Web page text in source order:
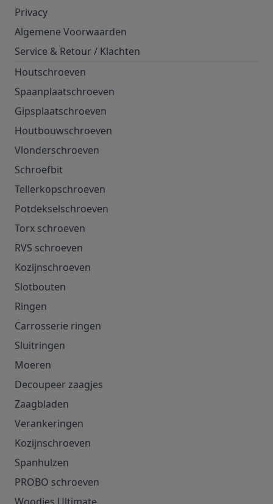
Privacy
Algemene Voorwaarden
Service & Retour/ Klachten
Houtschroeven
Spaanplaatschroeven
Gipsplaatschroeven
Houtbouwschroeven
Vlonderschroeven
Schroefbit
Tellerkopschroeven
Potdekselschroeven
Torx schroeven
RVS schroeven
Kozijnschroeven
Slotbouten
Ringen
Carrosserie ringen
Sluitringen
Moeren
Decoupeer zaagjes
Zaagbladen
Verankeringen
Kozijnschroeven
Spanhulzen
PROBO schroeven
Woodies Ultimate